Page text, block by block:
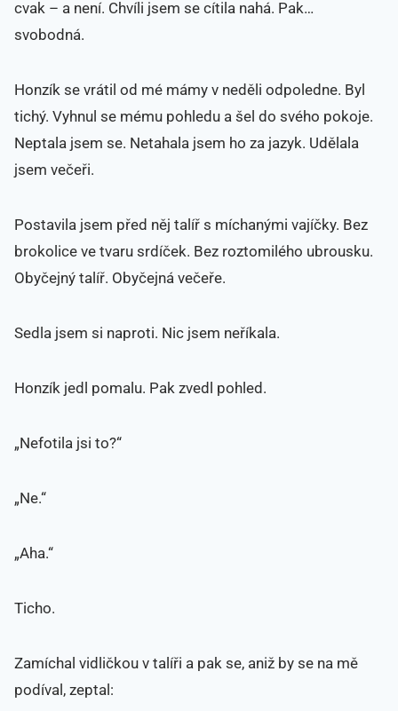
cvak – a není. Chvíli jsem se cítila nahá. Pak…
svobodná.
Honzík se vrátil od mé mámy v neděli odpoledne. Byl
tichý. Vyhnul se mému pohledu a šel do svého pokoje.
Neptala jsem se. Netahala jsem ho za jazyk. Udělala
jsem večeři.
Postavila jsem před něj talíř s míchanými vajíčky. Bez
brokolice ve tvaru srdíček. Bez roztomilého ubrousku.
Obyčejný talíř. Obyčejná večeře.
Sedla jsem si naproti. Nic jsem neříkala.
Honzík jedl pomalu. Pak zvedl pohled.
„Nefotila jsi to?“
„Ne.“
„Aha.“
Ticho.
Zamíchal vidličkou v talíři a pak se, aniž by se na mě
podíval, zeptal: